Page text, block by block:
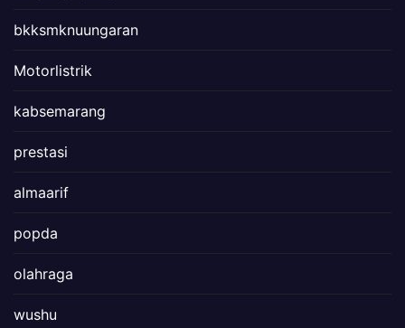
bkksmknuungaran
Motorlistrik
kabsemarang
prestasi
almaarif
popda
olahraga
wushu